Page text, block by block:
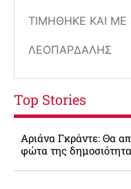
ΤΙΜΉΘΗΚΕ ΚΑΙ ΜΕ
ΛΕΟΠΆΡΔΑΛΗΣ
Top Stories
Αριάνα Γκράντε: Θα
φώτα της